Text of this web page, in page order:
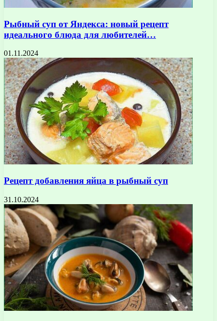
Рыбный суп от Яндекса: новый рецепт
идеального блюда для любителей…
01.11.2024
Рецепт добавления яйца в рыбный суп
31.10.2024